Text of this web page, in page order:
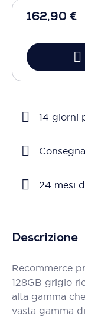
162,90 €
14 giorni
24 mesi
Descrizione
Recommerce
128GB grigio
alta gamma
vasta gamma